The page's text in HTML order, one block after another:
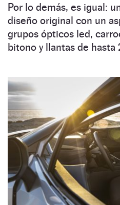
Por lo demás, es igual:
diseño original con un
grupos ópticos led,
bitono y llantas de hasta